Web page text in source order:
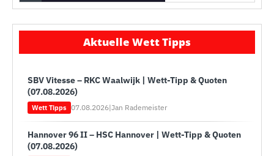
Aktuelle Wett Tipps
SBV Vitesse – RKC Waalwijk | Wett-Tipp & Quoten
(07.08.2026)
Wett Tipps 07.08.2026|Jan Rademeister
Hannover 96 II – HSC Hannover | Wett-Tipp & Quoten
(07.08.2026)